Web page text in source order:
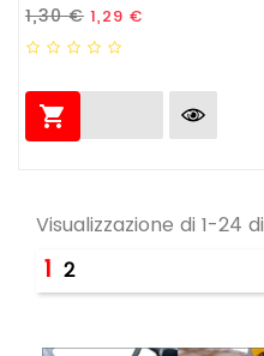
Prezzo Standard
1,30 € Prezzo
1,29 €

Visualizzazione di 1-24
1 2